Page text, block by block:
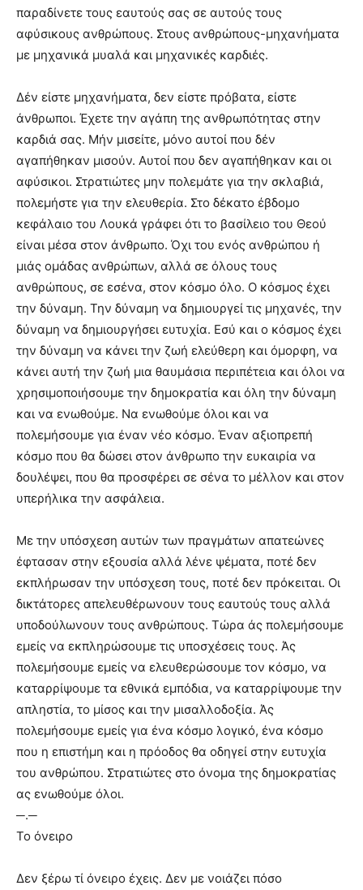
παραδίνετε τους εαυτούς σας σε αυτούς τους
αφύσικους ανθρώπους. Στους ανθρώπους-μηχανήματα
με μηχανικά μυαλά και μηχανικές καρδιές.
Δέν είστε μηχανήματα, δεν είστε πρόβατα, είστε
άνθρωποι. Έχετε την αγάπη της ανθρωπότητας στην
καρδιά σας. Μήν μισείτε, μόνο αυτοί που δέν
αγαπήθηκαν μισούν. Αυτοί που δεν αγαπήθηκαν και οι
αφύσικοι. Στρατιώτες μην πολεμάτε για την σκλαβιά,
πολεμήστε για την ελευθερία. Στο δέκατο έβδομο
κεφάλαιο του Λουκά γράφει ότι το βασίλειο του Θεού
είναι μέσα στον άνθρωπο. Όχι του ενός ανθρώπου ή
μιάς ομάδας ανθρώπων, αλλά σε όλους τους
ανθρώπους, σε εσένα, στον κόσμο όλο. Ο κόσμος έχει
την δύναμη. Την δύναμη να δημιουργεί τις μηχανές, την
δύναμη να δημιουργήσει ευτυχία. Εσύ και ο κόσμος έχει
την δύναμη να κάνει την ζωή ελεύθερη και όμορφη, να
κάνει αυτή την ζωή μια θαυμάσια περιπέτεια και όλοι να
χρησιμοποιήσουμε την δημοκρατία και όλη την δύναμη
και να ενωθούμε. Να ενωθούμε όλοι και να
πολεμήσουμε για έναν νέο κόσμο. Έναν αξιοπρεπή
κόσμο που θα δώσει στον άνθρωπο την ευκαιρία να
δουλέψει, που θα προσφέρει σε σένα το μέλλον και στον
υπερήλικα την ασφάλεια.
Με την υπόσχεση αυτών των πραγμάτων απατεώνες
έφτασαν στην εξουσία αλλά λένε ψέματα, ποτέ δεν
εκπλήρωσαν την υπόσχεση τους, ποτέ δεν πρόκειται. Οι
δικτάτορες απελευθέρωνουν τους εαυτούς τους αλλά
υποδούλωνουν τους ανθρώπους. Τώρα άς πολεμήσουμε
εμείς να εκπληρώσουμε τις υποσχέσεις τους. Άς
πολεμήσουμε εμείς να ελευθερώσουμε τον κόσμο, να
καταρρίψουμε τα εθνικά εμπόδια, να καταρρίψουμε την
απληστία, το μίσος και την μισαλλοδοξία. Άς
πολεμήσουμε εμείς για ένα κόσμο λογικό, ένα κόσμο
που η επιστήμη και η πρόοδος θα οδηγεί στην ευτυχία
του ανθρώπου. Στρατιώτες στο όνομα της δημοκρατίας
ας ενωθούμε όλοι.
─.─
Το όνειρο
Δεν ξέρω τί όνειρο έχεις. Δεν με νοιάζει πόσο